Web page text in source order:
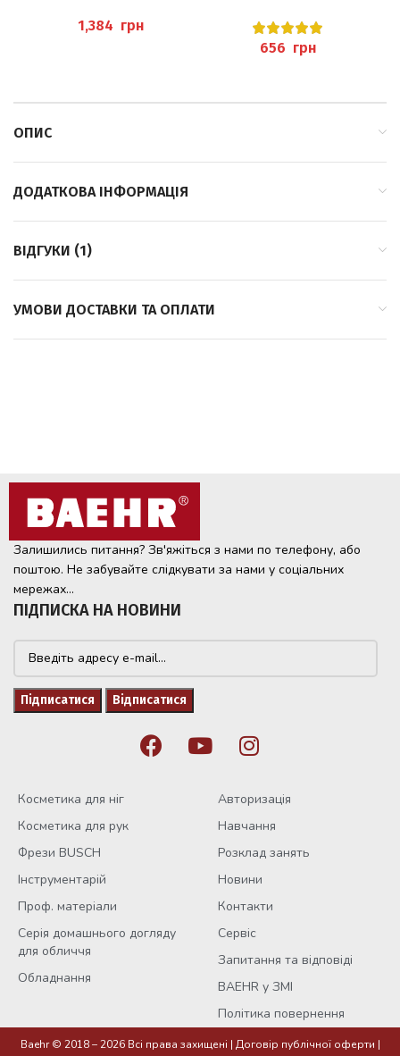
(NAGELPFLEGEÖL MIT
BIOTIN)
грн
грн
ОПИС
ДОДАТКОВА ІНФОРМАЦІЯ
ВІДГУКИ (1)
УМОВИ ДОСТАВКИ ТА ОПЛАТИ
Залишились питання? Зв'яжіться з нами по телефону, або
поштою. Не забувайте слідкувати за нами у соціальних
мережах...
ПІДПИСКА НА НОВИНИ
Косметика для ніг
Косметика для рук
Фрези BUSCH
Інструментарій
Проф. матеріали
Серія домашнього догляду
для обличчя
Обладнання
Авторизація
Навчання
Розклад занять
Новини
Контакти
Сервіс
Запитання та відповіді
BAEHR у ЗМІ
Політика повернення
Baehr © 2018 – 2026 Всі права захищені | Договір публічної оферти |